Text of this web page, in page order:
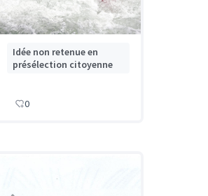
Idée non retenue en
présélection citoyenne
0